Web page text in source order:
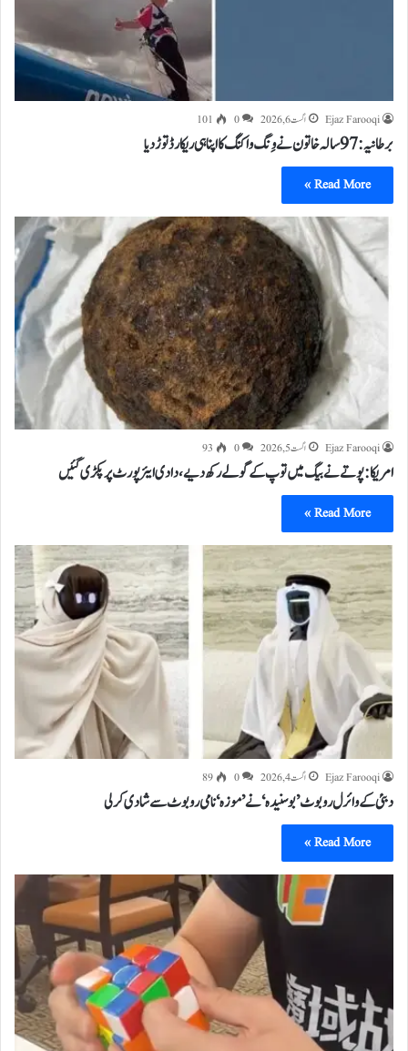
Ejaz Farooqi اگست 6, 2026 0
101
برطانیہ: 97 سالہ خاتون نے وِنگ واکنگ کا اپنا ہی ریکارڈ توڑ دیا
Read More »
Ejaz Farooqi اگست 5, 2026 0
93
امریکا: پوتے نے بیگ میں توپ کے گولے رکھ دیے، دادی ایئرپورٹ پر پکڑی گئیں
Read More »
Ejaz Farooqi اگست 4, 2026 0
89
دبئی کے وائرل روبوٹ ’بو سنیدہ‘ نے ’موزہ‘ نامی روبوٹ سے شادی کر لی
Read More »